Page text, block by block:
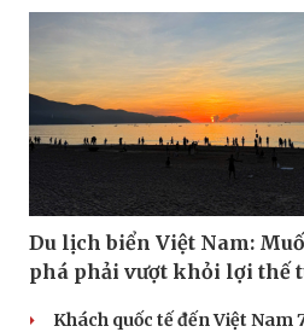
Du lịch biển Việt Nam:
phá phải vượt khỏi lợi thế
Khách quốc tế đến Việt Nam